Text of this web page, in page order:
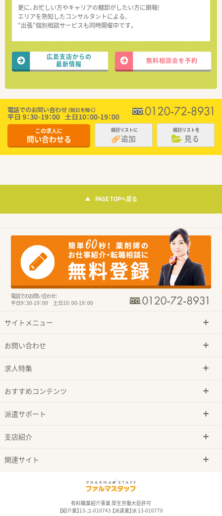
更に、お忙しい方やキャリアの棚卸がしたい方に朗報!
エリアを熟知したコンサルタントによる、
“出張”個別相談サービスも同時開催中です。
広島支店からの
最新情報
無料相談会を予約
この求人に
問い合わせる
検討リストに
追加
検討リストを
見る
PAGE TOPへ戻る
電話でのお問い合わせ：
平日9：30-19：00 土日10：00-19：00
サイトメニュー
お問い合わせ
求人特集
おすすめコンテンツ
派遣サポート
支店紹介
関連サイト
有料職業紹介事業 厚生労働大臣許可
【紹介業】13-ユ-010743 【派遣業】派 13-010770